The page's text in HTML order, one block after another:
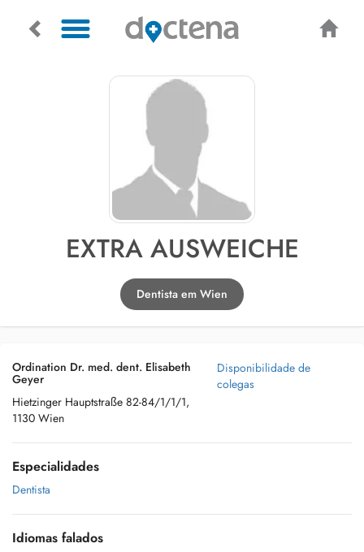
EXTRA AUSWEICHE
Dentista em Wien
Ordination Dr. med. dent. Elisabeth
Geyer
Hietzinger Hauptstraße 82-84/1/1/1,
1130 Wien
Disponibilidade de
colegas
Especialidades
Dentista
Idiomas falados